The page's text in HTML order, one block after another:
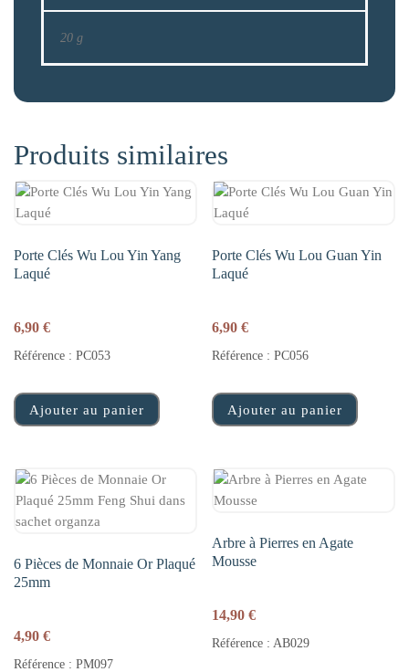
20 g
Produits similaires
Porte Clés Wu Lou Yin Yang
Laqué
6,90 €
Référence : PC053
Ajouter au panier
Porte Clés Wu Lou Guan Yin
Laqué
6,90€
Référence : PC056
Ajouter au panier
6 Pièces de Monnaie Or Plaqué
25mm
4,90 €
Référence : PM097
Arbre à Pierres en Agate
Mousse
14,90€
Référence : AB029